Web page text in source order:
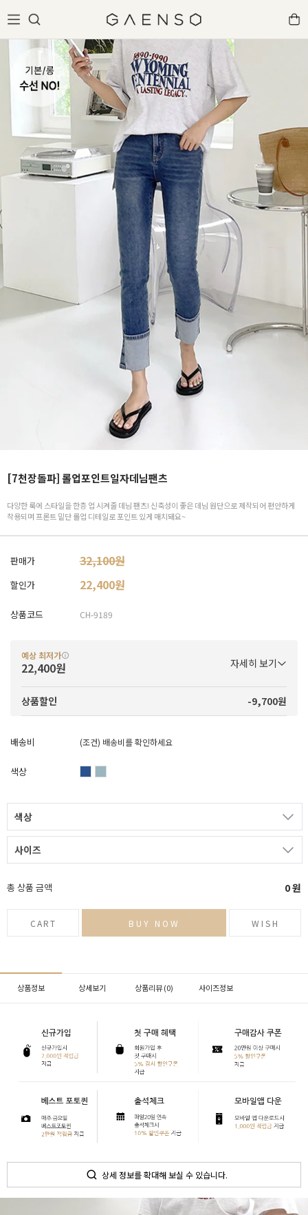
[7천장돌파] 롤업포인트일자데님팬츠
다양한 룩에 스타일을 한층 업 시켜줄 데님 팬츠! 신축성이 좋은 데님 원단으로 제작되어 편안하게
착용되며 프론트 밑단 롤업 디테일로 포인트 있게 매치돼요~
판매가 32,100원
할인가 22,400원
상품코드 CH-9189
예상 최저가
22,400원 자세히 보기
상품할인 -9,700원
배송비 (조건) 배송비를 확인하세요
색상
색상
사이즈
총 상품 금액 0원
CART BUY NOW WISH
상품정보 상세보기 상품리뷰 (0) 사이즈정보
상세 정보를 확대해 보실 수 있습니다.